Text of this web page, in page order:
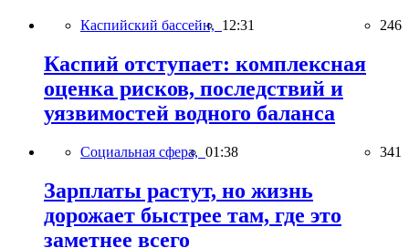
Каспийский бассейн, 12:31 246
Каспий отступает: комплексная
оценка рисков, последствий и
уязвимостей водного баланса
Социальная сфера, 01:38 341
Зарплаты растут, но жизнь
дорожает быстрее там, где это
заметнее всего